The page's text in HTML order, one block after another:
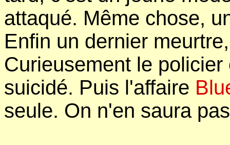
attaqué. Même chose,
Enfin un dernier
Curieusement le
suicidé. Puis l'affaire
seule. On n'en saura